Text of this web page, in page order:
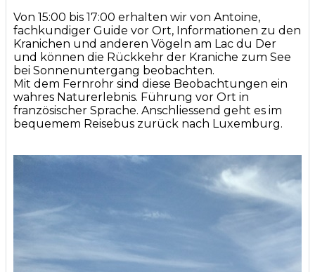
Von 15:00 bis 17:00 erhalten wir von Antoine,
fachkundiger Guide vor Ort, Informationen zu den
Kranichen und anderen Vögeln am Lac du Der
und können die Rückkehr der Kraniche zum See
bei Sonnenuntergang beobachten.
Mit dem Fernrohr sind diese Beobachtungen ein
wahres Naturerlebnis. Führung vor Ort in
französischer Sprache. Anschliessend geht es im
bequemem Reisebus zurück nach Luxemburg.